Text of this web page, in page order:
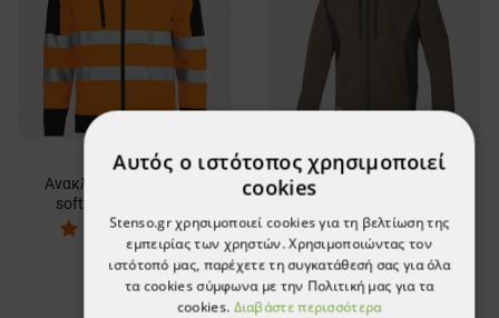
Ανακλαστικό μπουφάν
softshell NOBEL 2.0
ORANGE
33,73 €
Μπουφάν εργασίας
WINTER BROWN/BLACK
60,02 €
Αυτός ο ιστότοπος χρησιμοποιεί
cookies
Stenso.gr χρησιμοποιεί cookies για τη βελτίωση της
εμπειρίας των χρηστών. Χρησιμοποιώντας τον
ιστότοπό μας, παρέχετε τη συγκατάθεσή σας για όλα
τα cookies σύμφωνα με την Πολιτική μας για τα
cookies. Διαβάστε περισσότερα